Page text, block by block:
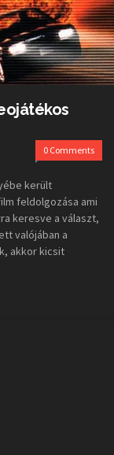
0 Comments
került
feldolgozása ami
keresve a választ,
valójában a
akkor kicsit